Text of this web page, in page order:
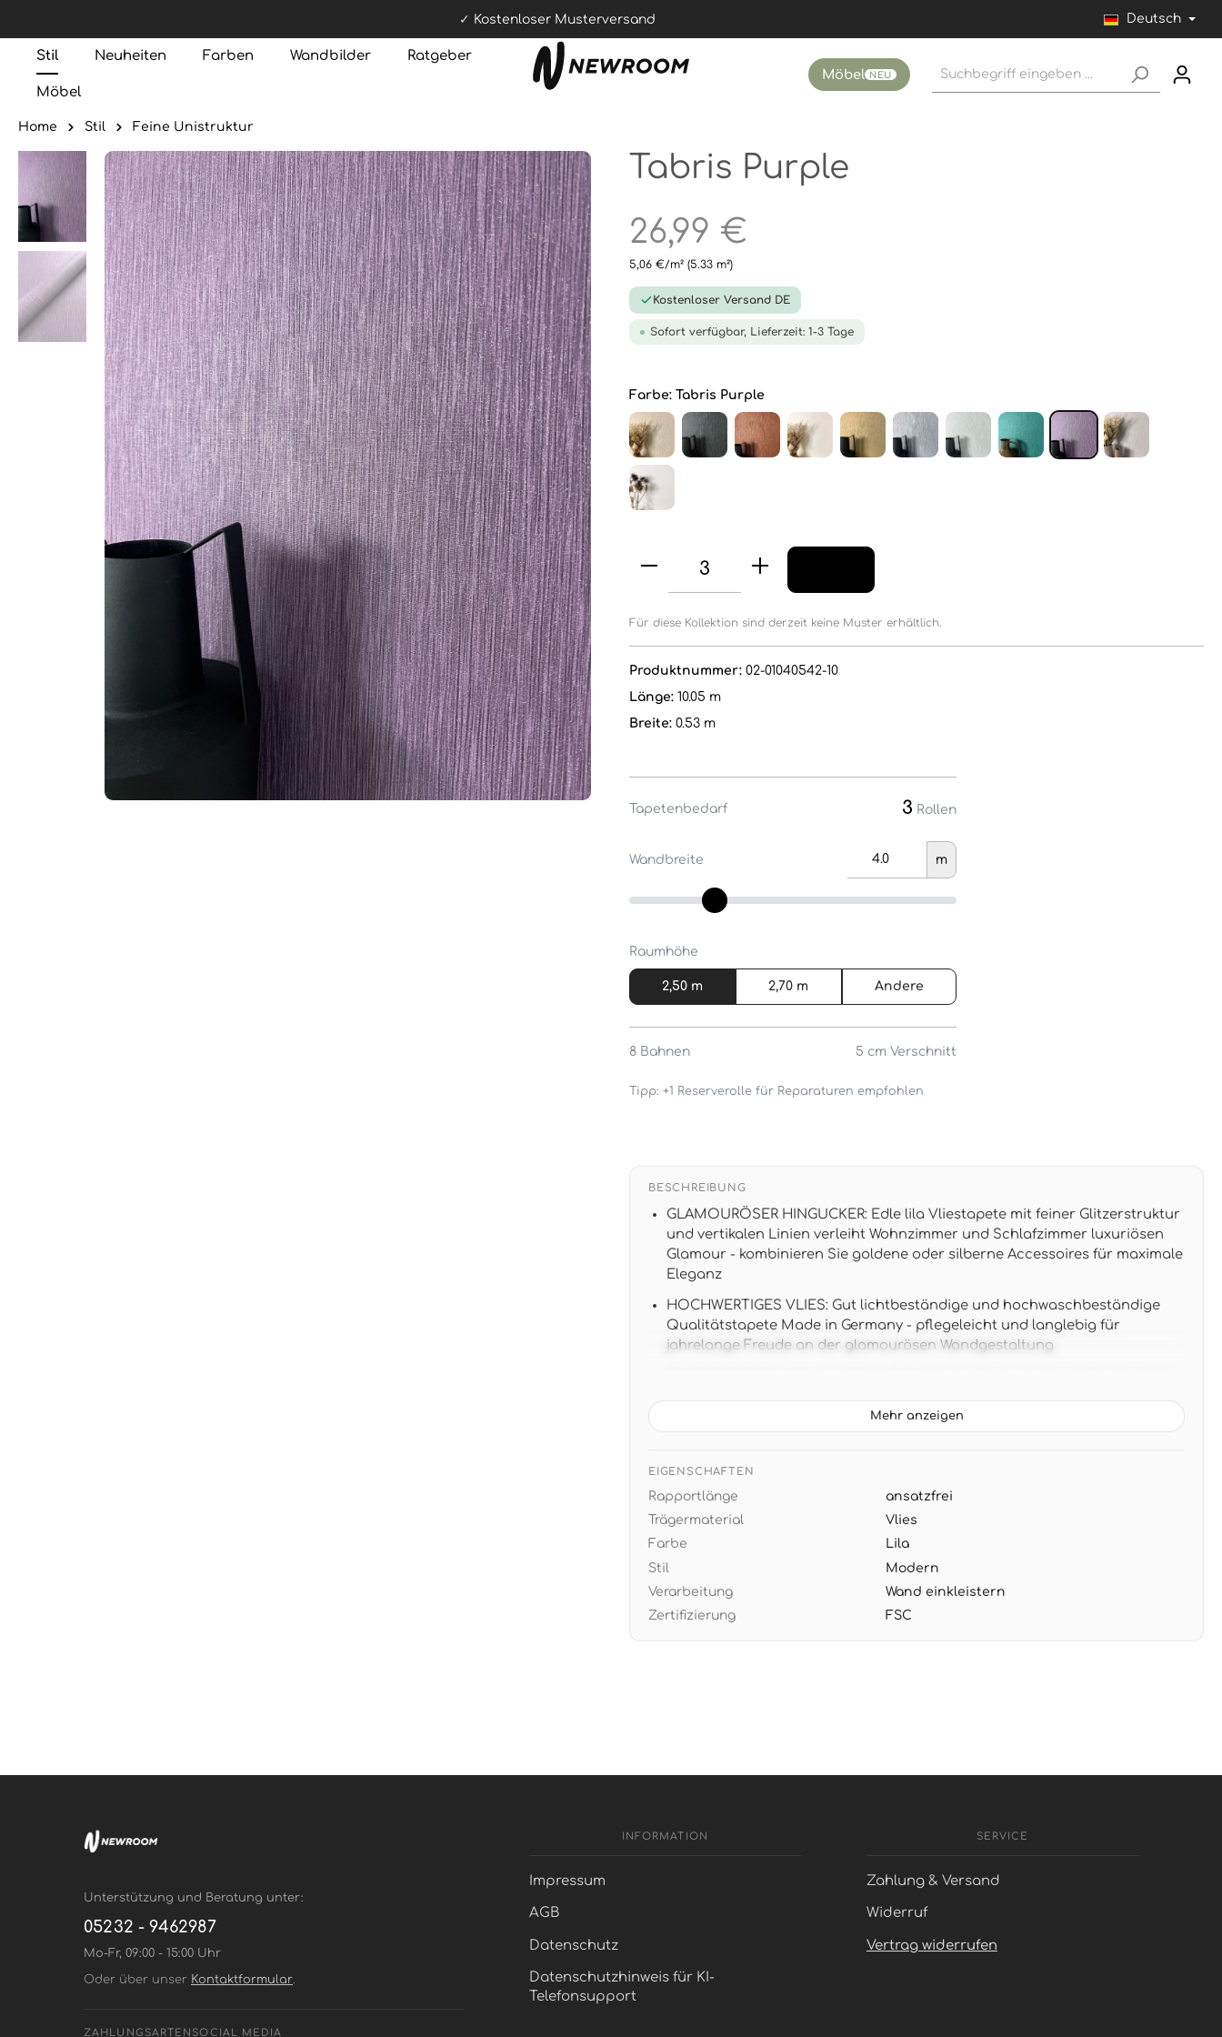
Kostenloser Musterversand Deutsch
Stil Neuheiten Farben Wandbilder Ratgeber
Möbel
Möbel NEU
Home Stil Feine Unistruktur
Tabris Purple
26,99 €
5,06 €/m² (5.33 m²)
Kostenloser Versand DE
Sofort verfügbar, Lieferzeit: 1-3 Tage
Farbe: Tabris Purple
Für diese Kollektion sind derzeit keine Muster erhältlich.
Produktnummer: 02-01040542-10
Länge: 10.05 m
Breite: 0.53 m
Tapetenbedarf 3 Rollen
Wandbreite m
Raumhöhe
2,50 m 2,70 m Andere
8 Bahnen 5 cm Verschnitt
Tipp: +1 Reserverolle für Reparaturen empfohlen
BESCHREIBUNG
GLAMOURÖSER HINGUCKER: Edle lila Vliestapete mit feiner Glitzerstruktur
und vertikalen Linien verleiht Wohnzimmer und Schlafzimmer luxuriösen
Glamour - kombinieren Sie goldene oder silberne Accessoires für maximale
Eleganz
HOCHWERTIGES VLIES: Gut lichtbeständige und hochwaschbeständige
Qualitätstapete Made in Germany - pflegeleicht und langlebig für
jahrelange Freude an der glamourösen Wandgestaltung
MODERNE ELEGANZ: Die schimmernde lila Struktur mit Glitzereffekt
weißen oder cremefarbenen Möbeln und dunklen Akzenten
EINFACHE VERARBEITUNG: Wand einkleistern und Tapete direkt aufbringen
- restlos trocken abziehbar für problemlose Renovierung
Mehr anzeigen
EIGENSCHAFTEN
Rapportlänge
ansatzfrei
Trägermaterial
Vlies
Farbe
Lila
Stil
Modern
Verarbeitung
Wand einkleistern
Zertifizierung
FSC
Unterstützung und Beratung unter:
05232 - 9462987
Mo-Fr, 09:00 - 15:00 Uhr
Oder über unser Kontaktformular.
ZAHLUNGSARTEN SOCIAL MEDIA
INFORMATION
Impressum
AGB
Datenschutz
Datenschutzhinweis für KI-
Telefonsupport
SERVICE
Zahlung & Versand
Widerruf
Vertrag widerrufen